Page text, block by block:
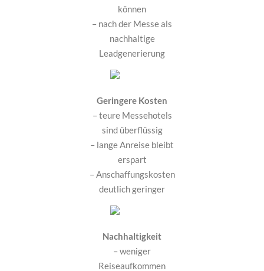
können
– nach der Messe als
nachhaltige
Leadgenerierung
Geringere Kosten
– teure Messehotels
sind überflüssig
– lange Anreise bleibt
erspart
– Anschaffungskosten
deutlich geringer
Nachhaltigkeit
– weniger
Reiseaufkommen